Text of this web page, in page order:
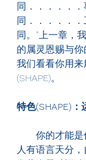
同．．．．．
同．．．．．
同。”上一章，
的属灵恩赐与
我们看看你用
(SHAPE)。
特色(SHAPE)：
你的才能是
人有语言天分，